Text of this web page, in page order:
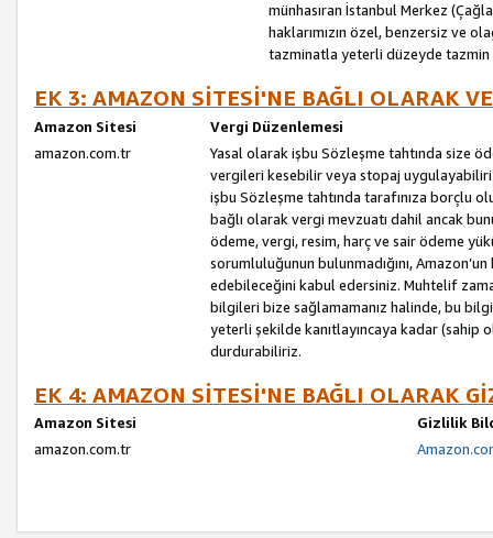
münhasıran İstanbul Merkez
haklarımızın özel, benzersiz ve
tazminatla yeterli düzeyde
EK 3: AMAZON SİTESİ'NE BAĞLI OLARAK
Amazon Sitesi
Vergi Düzenlemesi
amazon.com.tr
Yasal olarak işbu Sözleşme tahtında size
vergileri kesebilir veya stopaj
işbu Sözleşme tahtında tarafınıza borçlu
bağlı olarak vergi mevzuatı dahil ancak
ödeme, vergi, resim, harç ve sair ödeme
sorumluluğunun bulunmadığını,
edebileceğini kabul edersiniz. Muhtelif
bilgileri bize sağlamamanız halinde, bu
yeterli şekilde kanıtlayıncaya kadar
durdurabiliriz.
EK 4: AMAZON SİTESİ'NE BAĞLI OLARAK
Amazon Sitesi
Gizlilik
amazon.com.tr